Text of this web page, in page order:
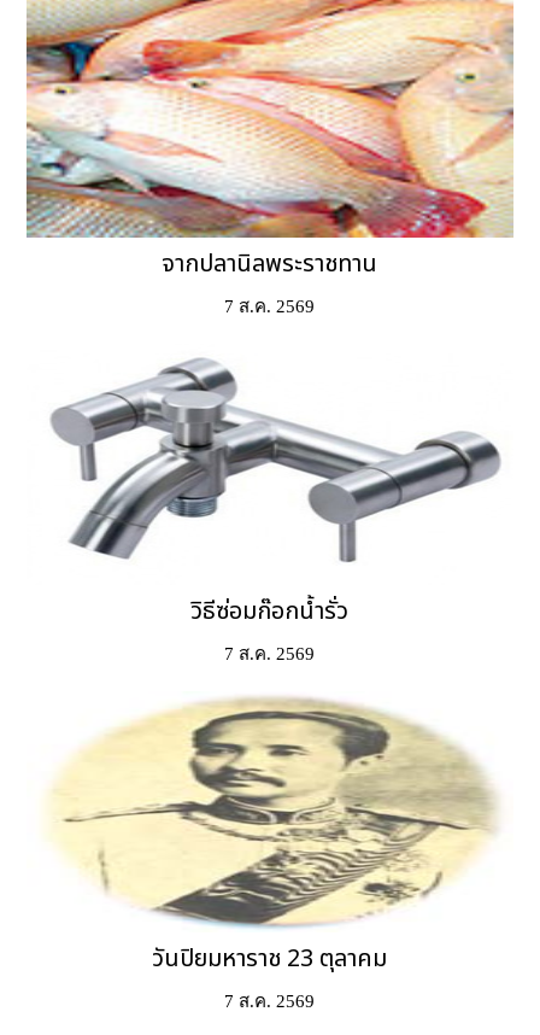
จากปลานิลพระราชทาน
7 ส.ค. 2569
วิธีซ่อมก๊อกน้ำรั่ว
7 ส.ค. 2569
วันปิยมหาราช 23 ตุลาคม
7 ส.ค. 2569